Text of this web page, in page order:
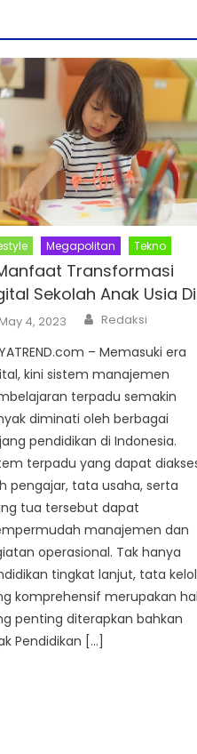
Megapolitan Tekno
Transformasi
Sekolah Anak Usia
Posted
on
May 4, 2023 Author
Redaksi
– Memasuki era
kini sistem manajemen
terpadu semakin
diminati oleh berbagai
pendidikan di Indonesia.
terpadu yang dapat
pengajar, tata usaha, serta
tua tersebut dapat
manajemen dan
operasional. Tak hanya
tingkat lanjut, tata
komprehensif merupakan hal
penting diterapkan bahkan
Pendidikan […]